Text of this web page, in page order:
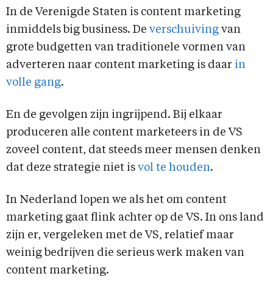
In de Verenigde Staten is content marketing
inmiddels big business. De verschuiving van
grote budgetten van traditionele vormen van
adverteren naar content marketing is daar in
volle gang.
En de gevolgen zijn ingrijpend. Bij elkaar
produceren alle content marketeers in de VS
zoveel content, dat steeds meer mensen denken
dat deze strategie niet is vol te houden.
In Nederland lopen we als het om content
marketing gaat flink achter op de VS. In ons land
zijn er, vergeleken met de VS, relatief maar
weinig bedrijven die serieus werk maken van
content marketing.